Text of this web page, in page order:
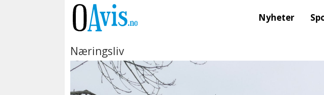
Nyheter
Næringsliv